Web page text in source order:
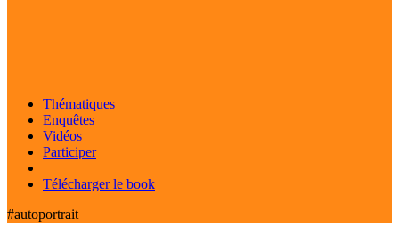
Thématiques
Enquêtes
Vidéos
Participer
Télécharger le book
#autoportrait